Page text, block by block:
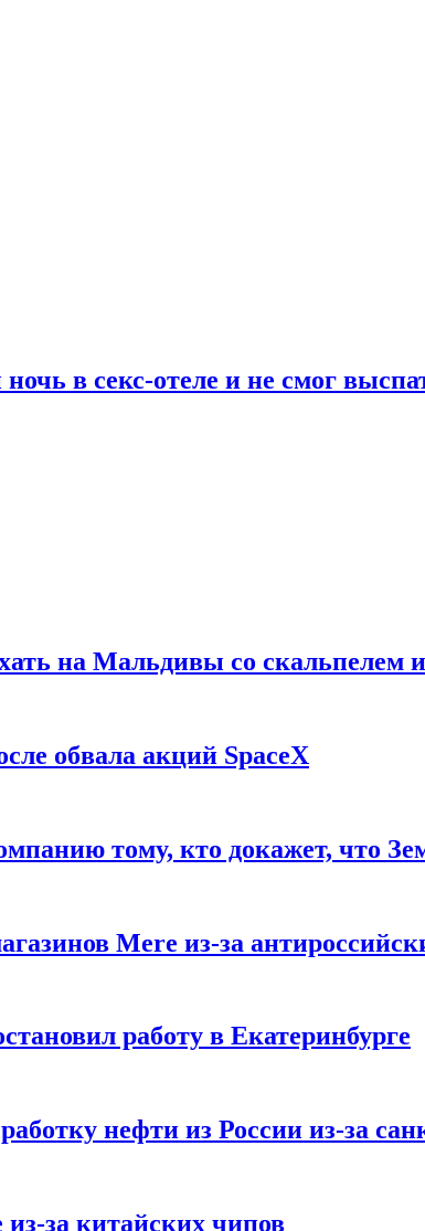
в секс-отеле и не смог
на Мальдивы со скальпелем
обвала акций SpaceX
тому, кто докажет, что
Mere из-за
работу в Екатеринбурге
нефти из России из-за
за китайских чипов